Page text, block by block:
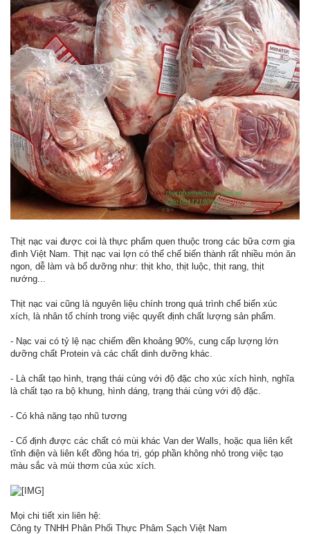
Thịt nạc vai được coi là thực phẩm quen thuộc trong các bữa cơm gia
đình Việt Nam. Thịt nạc vai lợn có thể chế biến thành rất nhiều món ăn
ngon, dễ làm và bổ dưỡng như: thịt kho, thịt luộc, thịt rang, thịt
nướng...
Thịt nạc vai cũng là nguyên liệu chính trong quá trình chế biến xúc
xích, là nhân tố chính trong việc quyết định chất lượng sản phẩm.
- Nạc vai có tỷ lệ nạc chiếm đền khoảng 90%, cung cấp lượng lớn
dưỡng chất Protein và các chất dinh dưỡng khác.
- Là chất tạo hình, trạng thái cùng với độ đặc cho xúc xích hình, nghĩa
là chất tạo ra bộ khung, hình dáng, trạng thái cùng với độ đặc.
- Có khả năng tạo nhũ tương
- Cố định được các chất có mùi khác Van der Walls, hoặc qua liên kết
tĩnh điện và liên kết đồng hóa trị, góp phần không nhỏ trong việc tạo
màu sắc và mùi thơm của xúc xích.
Mọi chi tiết xin liên hệ:
Công ty TNHH Phân Phối Thực Phâm Sạch Việt Nam